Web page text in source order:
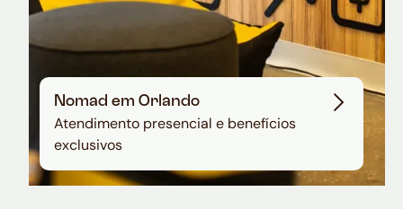
Nomad em Orlando
Atendimento presencial e benefícios
exclusivos